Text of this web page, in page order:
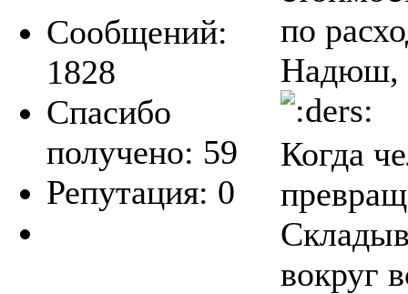
Сообщений:
1828
Спасибо
получено: 59
Репутация: 0
по
Надюш,
Когда
вокруг